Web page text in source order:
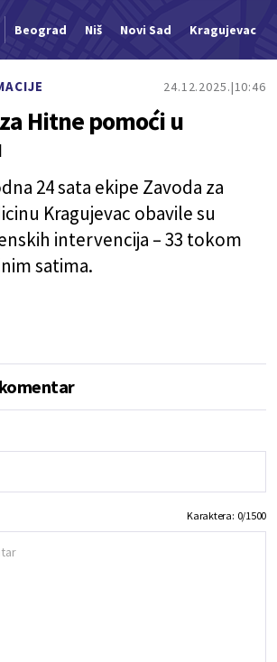
Beograd Niš Novi Sad Kragujevac
24.12.2025. 10:46
Hitne pomoći u
24 sata ekipe Zavoda za
Kragujevac obavile su
intervencija – 33 tokom
satima.
Karaktera: 0/1500